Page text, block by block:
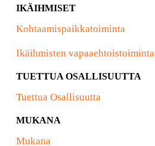
IKÄIHMISET
Kohtaamispaikkatoiminta
Ikäihmisten vapaaehtoistoiminta
TUETTUA OSALLISUUTTA
Tuettua Osallisuutta
MUKANA
Mukana